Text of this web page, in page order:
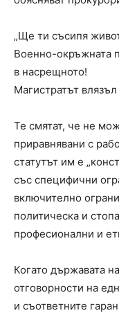
„Ще ти съсипя
Военно-окръжната
в
Магистратът
Те смятат, че не
приравнявани с
статутът им е
със специфични
включително
политическа и
професионални и
Когато държавата
отговорности на
и съответните